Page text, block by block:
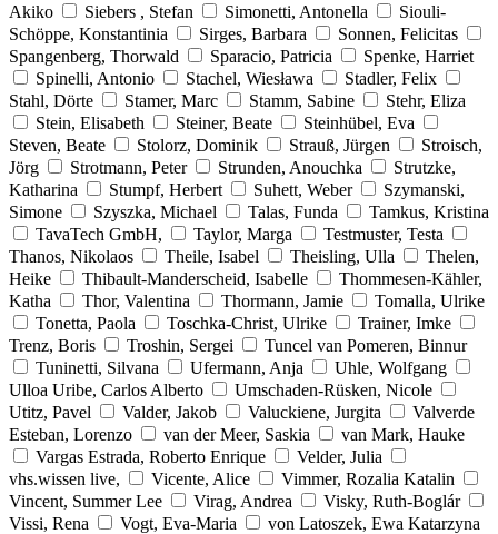
Akiko
Siebers , Stefan Simonetti, Antonella
Siouli-
Schöppe, Konstantinia
Sirges, Barbara
Sonnen, Felicitas
Spangenberg, Thorwald
Sparacio, Patricia
Spenke, Harriet
Spinelli, Antonio
Stachel, Wiesława
Stadler, Felix
Stahl, Dörte
Stamer, Marc Stamm, Sabine
Stehr, Eliza
Stein, Elisabeth
Steiner, Beate
Steinhübel, Eva
Steven, Beate
Stolorz, Dominik Strauß, Jürgen
Stroisch,
Jörg
Strotmann, Peter Strunden, Anouchka
Strutzke,
Katharina
Stumpf, Herbert Suhett, Weber
Szymanski,
Simone
Szyszka, Michael Talas, Funda
Tamkus, Kristina
TavaTech GmbH,
Taylor, Marga
Testmuster, Testa
Thanos, Nikolaos
Theile, Isabel Theisling, Ulla
Thelen,
Heike
Thibault-Manderscheid, Isabelle
Thommesen-Kähler,
Katha
Thor, Valentina Thormann, Jamie
Tomalla, Ulrike
Tonetta, Paola
Toschka-Christ, Ulrike
Trainer, Imke
Trenz, Boris
Troshin, Sergei
Tuncel van Pomeren, Binnur
Tuninetti, Silvana
Ufermann, Anja
Uhle, Wolfgang
Ulloa Uribe, Carlos Alberto
Umschaden-Rüsken, Nicole
Utitz, Pavel
Valder, Jakob Valuckiene, Jurgita
Valverde
Esteban, Lorenzo
van der Meer, Saskia
van Mark, Hauke
Vargas Estrada, Roberto Enrique
Velder, Julia
vhs.wissen live,
Vicente, Alice
Vimmer, Rozalia Katalin
Vincent, Summer Lee
Virag, Andrea
Visky, Ruth-Boglár
Vissi, Rena
Vogt, Eva-Maria
von Latoszek, Ewa Katarzyna